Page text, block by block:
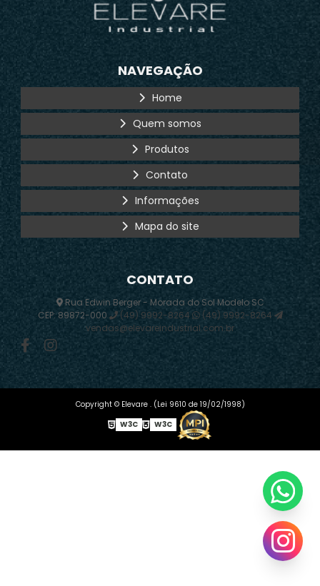
NAVEGAÇÃO
Home
Quem somos
Produtos
Contato
Informações
Mapa do site
CONTATO
Rua Edwin Berger - Morada do Sol Modelo SC
CEP: 89872-000
(49) 9992-8264
(49) 9992-8264
vendas@elevareindustrial.com.br
Copyright © Elevare . (Lei 9610 de 19/02/1998)
W3C
W3C